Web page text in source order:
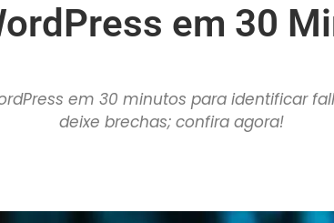
em 30
em 30 minutos para identificar
deixe brechas; confira agora!